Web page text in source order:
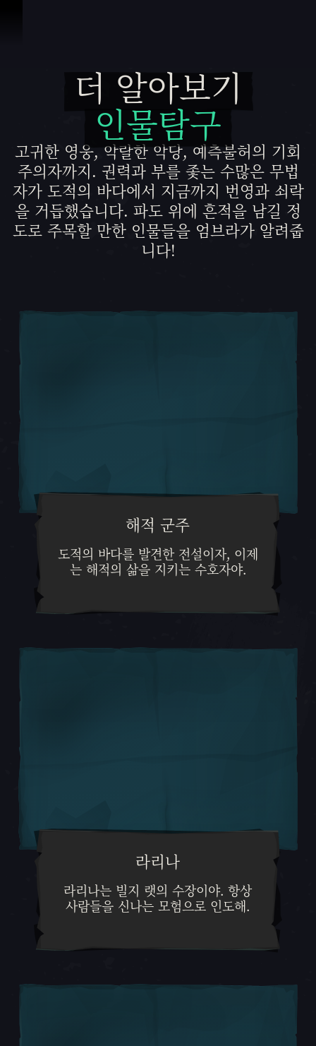
더 알아보기 인물탐구
더 알아보기
인물탐구
고귀한 영웅, 악랄한 악당, 예측불허의 기회
주의자까지. 권력과 부를 좇는 수많은 무법
자가 도적의 바다에서 지금까지 번영과 쇠락
을 거듭했습니다. 파도 위에 흔적을 남길 정
도로 주목할 만한 인물들을 엄브라가 알려줍
니다!
해적 군주
도적의 바다를 발견한 전설이자, 이제
는 해적의 삶을 지키는 수호자야.
도적의 바다를 발견한 전설이자
라리나
라리나는 빌지 랫의 수장이야. 항상
사람들을 신나는 모험으로 인도해.
라리나는 빌지 랫의 수장이야.